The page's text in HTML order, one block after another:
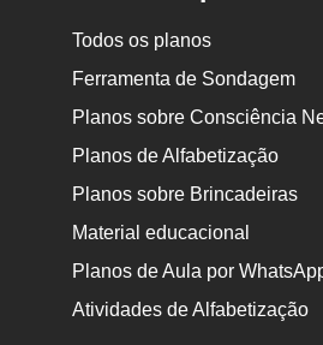
Todos os planos
Ferramenta de Sondagem
Planos sobre Consciência
Planos de Alfabetização
Planos sobre Brincadeiras
Material educacional
Planos de Aula por
Atividades de Alfabetização